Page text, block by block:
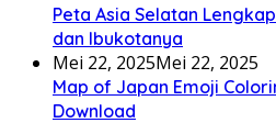
Peta Asia Selatan
dan Ibukotanya
Mei 22, 2025Mei 22, 2025
Map of Japan Emoji
Download